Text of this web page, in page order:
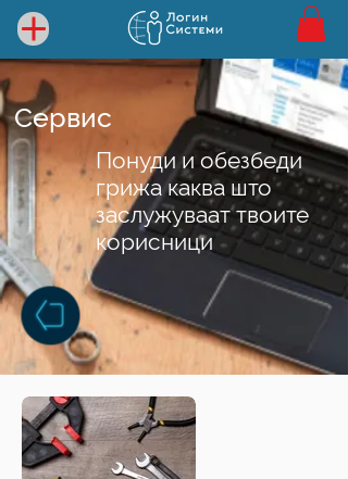
Сервис
Понуди и обезбеди
грижа каква што
заслужуваат твоите
корисници